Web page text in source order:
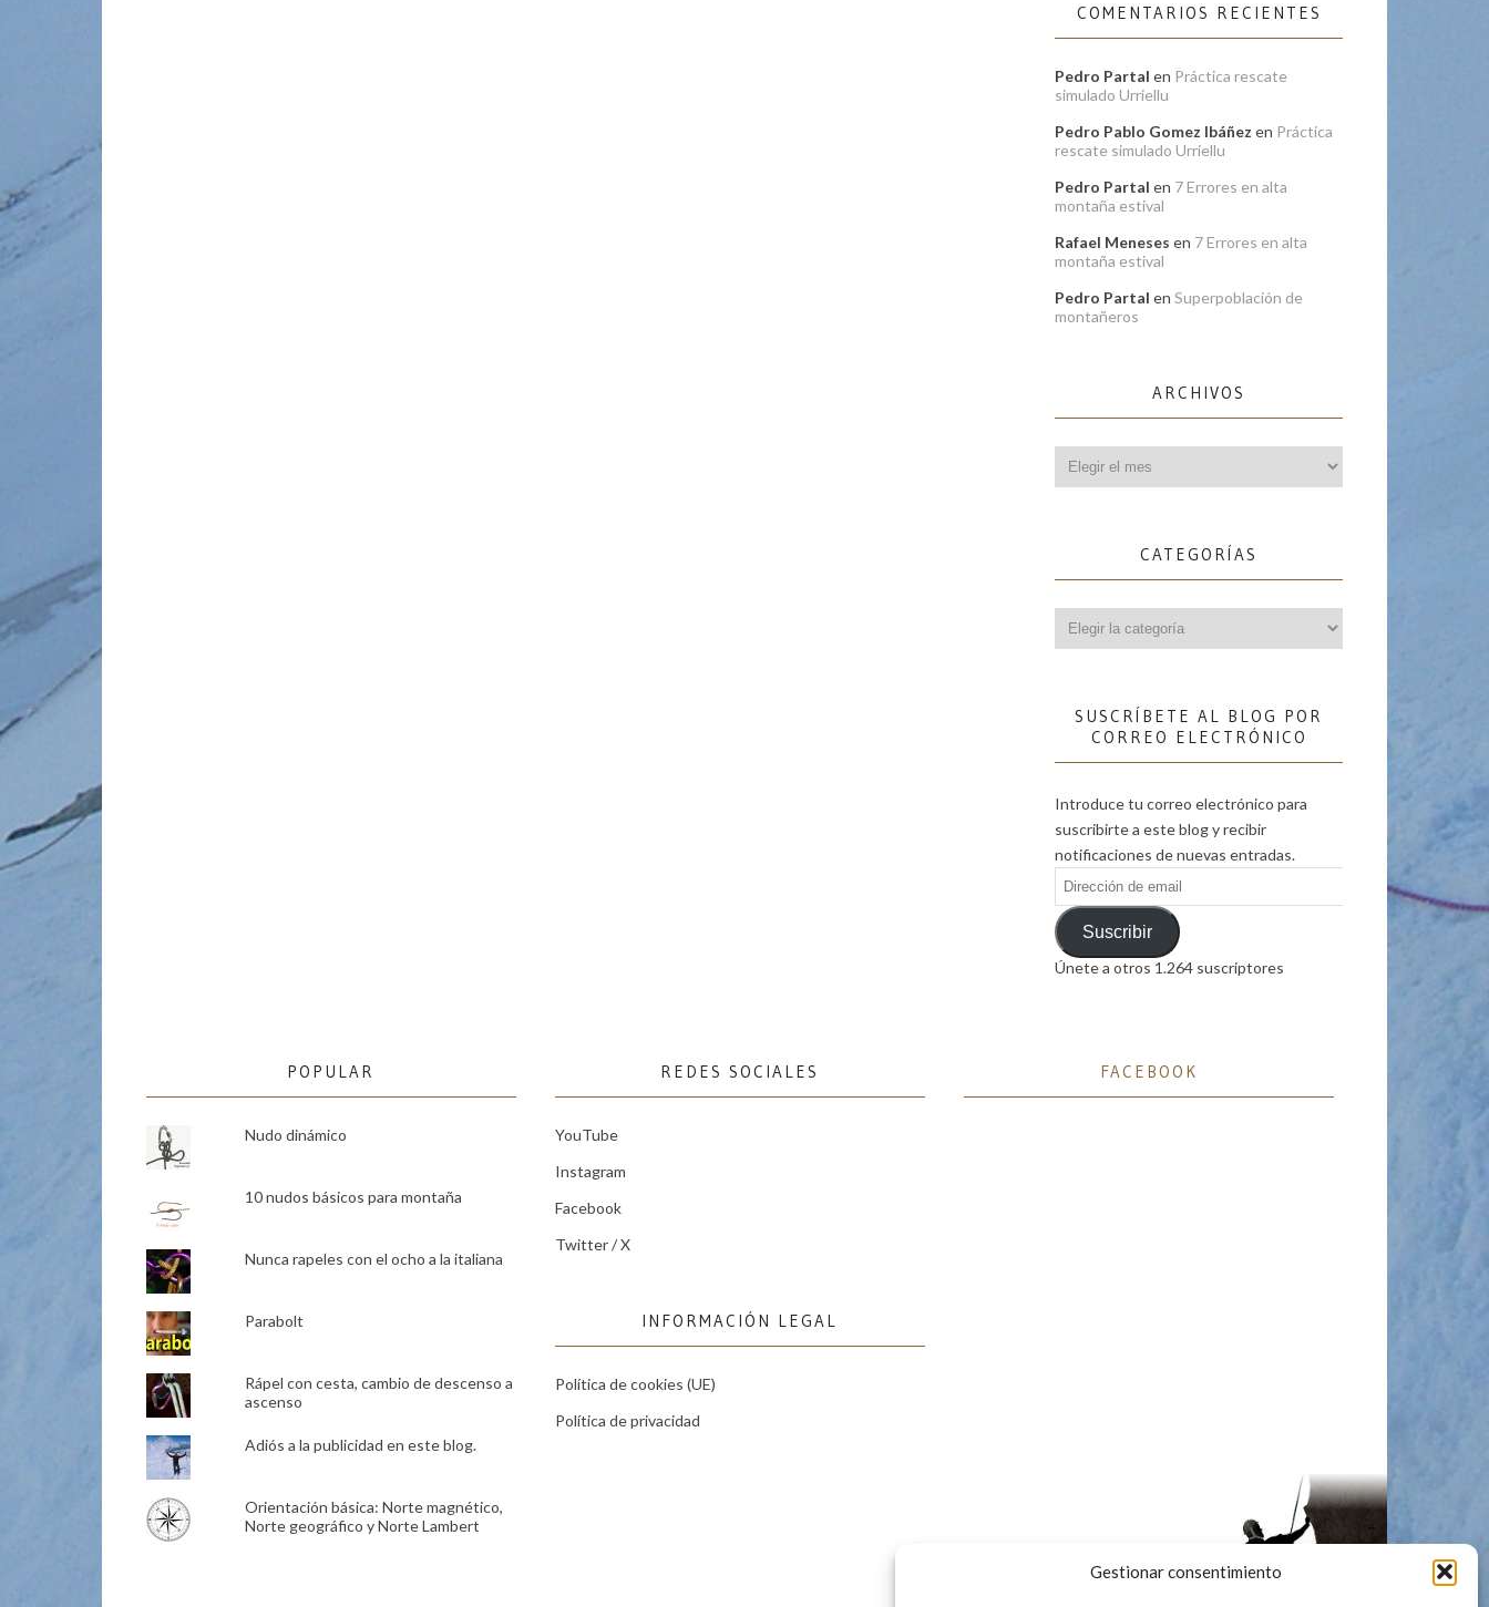
Gestionar consentimiento
COMENTARIOS RECIENTES
Pedro Partal en Práctica rescate
simulado Urriellu
Pedro Pablo Gomez Ibáñez en Práctica
rescate simulado Urriellu
Pedro Partal en 7 Errores en alta
montaña estival
Rafael Meneses en 7 Errores en alta
montaña estival
Pedro Partal en Superpoblación de
montañeros
ARCHIVOS
CATEGORÍAS
SUSCRÍBETE AL BLOG POR
CORREO ELECTRÓNICO
Introduce tu correo electrónico para
suscribirte a este blog y recibir
notificaciones de nuevas entradas.
Dirección
de
emailSuscribir
Únete a otros 1.264 suscriptores
POPULAR
Nudo dinámico
10 nudos básicos para montaña
Nunca rapeles con el ocho a la italiana
Parabolt
Rápel con cesta, cambio de descenso a
ascenso
Adiós a la publicidad en este blog.
Orientación básica: Norte magnético,
Norte geográfico y Norte Lambert
REDES SOCIALES
YouTube
Instagram
Facebook
Twitter / X
INFORMACIÓN LEGAL
Política de cookies (UE)
Política de privacidad
FACEBOOK